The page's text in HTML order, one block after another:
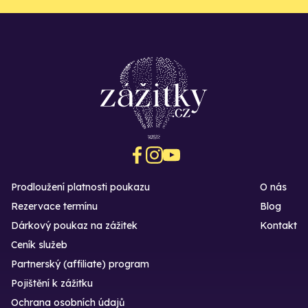
Prodloužení platnosti poukazu
Rezervace termínu
Dárkový poukaz na zážitek
O nás
Blog
Kontakt
Ceník služeb
Partnerský (affiliate) program
Pojištění k zážitku
Ochrana osobních údajů